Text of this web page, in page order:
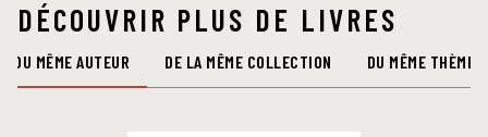
DÉCOUVRIR PLUS DE LIVRES
DU MÊME AUTEUR DE LA MÊME COLLECTION DU MÊME THÈME